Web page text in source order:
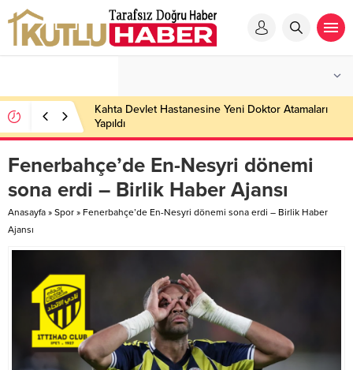
Kahta Devlet Hastanesine Yeni Doktor Atamaları
Yapıldı
Fenerbahçe’de En-Nesyri dönemi
sona erdi – Birlik Haber Ajansı
Anasayfa » Spor » Fenerbahçe’de En-Nesyri dönemi sona erdi – Birlik Haber
Ajansı